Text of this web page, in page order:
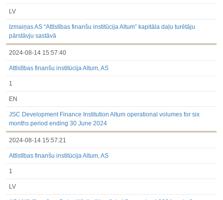
LV
Izmaiņas AS “Attīstības finanšu institūcija Altum” kapitāla daļu turētāju
pārstāvju sastāvā
2024-08-14 15:57:40
Attīstības finanšu institūcija Altum, AS
1
EN
JSC Development Finance Institution Altum operational volumes for six
months period ending 30 June 2024
2024-08-14 15:57:21
Attīstības finanšu institūcija Altum, AS
1
LV